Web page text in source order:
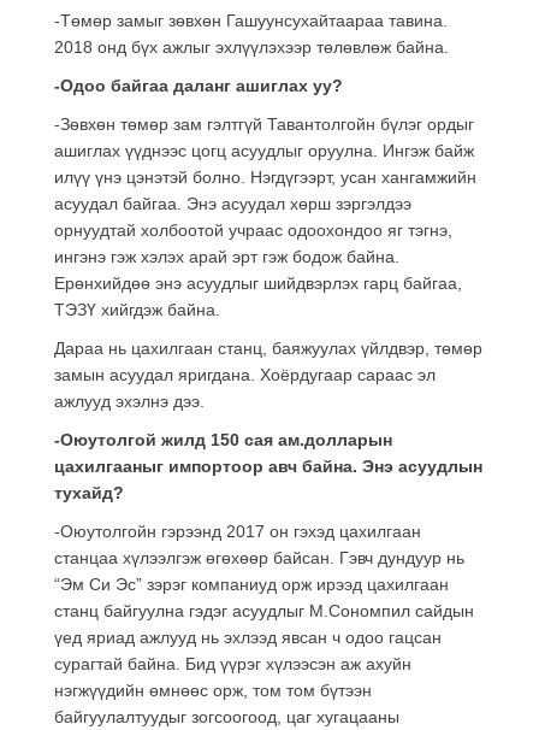
-Төмөр замыг зөвхөн Гашуунсухайтаараа тавина.
2018 онд бүх ажлыг эхлүүлэхээр төлөвлөж байна.
-Одоо байгаа даланг ашиглах уу?
-Зөвхөн төмөр зам гэлтгүй Тавантолгойн бүлэг ордыг
ашиглах үүднээс цогц асуудлыг оруулна. Ингэж байж
илүү үнэ цэнэтэй болно. Нэгдүгээрт, усан хангамжийн
асуудал байгаа. Энэ асуудал хөрш зэргэлдээ
орнуудтай холбоотой учраас одоохондоо яг тэгнэ,
ингэнэ гэж хэлэх арай эрт гэж бодож байна.
Ерөнхийдөө энэ асуудлыг шийдвэрлэх гарц байгаа,
ТЭЗҮ хийгдэж байна.
Дараа нь цахилгаан станц, баяжуулах үйлдвэр, төмөр
замын асуудал яригдана. Хоёрдугаар сараас эл
ажлууд эхэлнэ дээ.
-Оюутолгой жилд 150 сая ам.долларын
цахилгааныг импортоор авч байна. Энэ асуудлын
тухайд?
-Оюутолгойн гэрээнд 2017 он гэхэд цахилгаан
станцаа хүлээлгэж өгөхөөр байсан. Гэвч дундуур нь
“Эм Си Эс” зэрэг компаниуд орж ирээд цахилгаан
станц байгуулна гэдэг асуудлыг М.Сономпил сайдын
үед яриад ажлууд нь эхлээд явсан ч одоо гацсан
сурагтай байна. Бид үүрэг хүлээсэн аж ахуйн
нэгжүүдийн өмнөөс орж, том том бүтээн
байгуулалтуудыг зогсоогоод, цаг хугацааны